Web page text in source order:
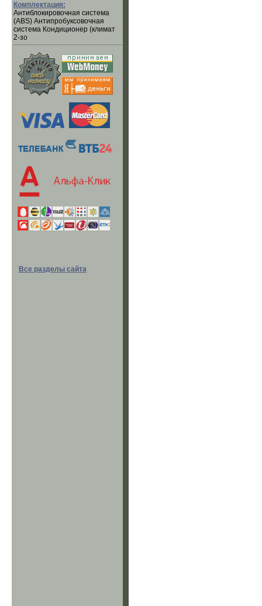
Комплектация:
Антиблокировочная система
(ABS) Антипробуксовочная
система Кондиционер (климат
2-зо
Все разделы сайта